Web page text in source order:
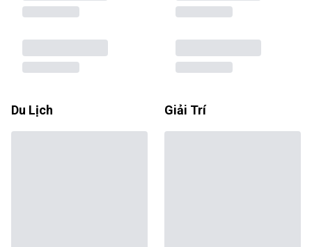
Du Lịch Giải Trí